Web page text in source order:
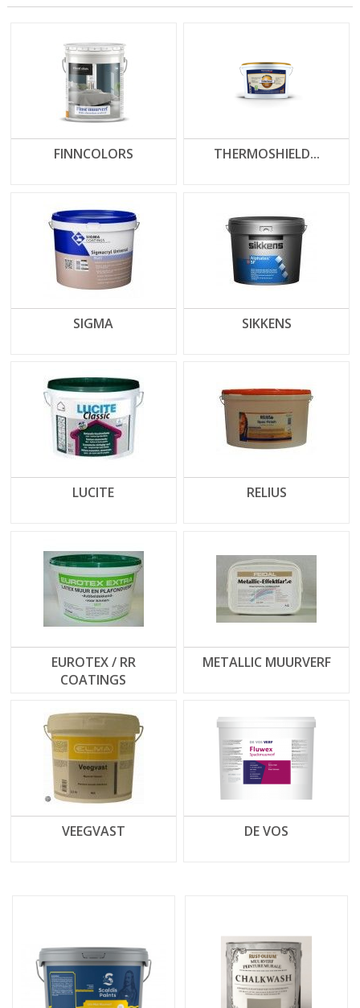
FINNCOLORS THERMOSHIELD...
SIGMA SIKKENS
LUCITE RELIUS
EUROTEX / RR
COATINGS
METALLIC MUURVERF
VEEGVAST DE VOS